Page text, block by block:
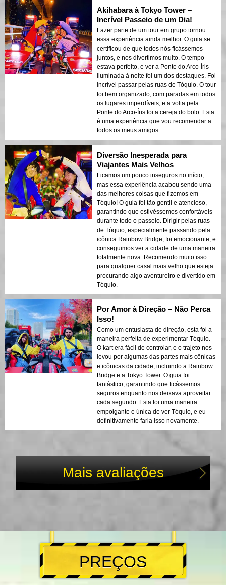
Akihabara à Tokyo Tower –
Incrível Passeio de um Dia!
Fazer parte de um tour em grupo tornou
essa experiência ainda melhor. O guia se
certificou de que todos nós ficássemos
juntos, e nos divertimos muito. O tempo
estava perfeito, e ver a Ponte do Arco-Íris
iluminada à noite foi um dos destaques. Foi
incrível passar pelas ruas de Tóquio. O tour
foi bem organizado, com paradas em todos
os lugares imperdíveis, e a volta pela
Ponte do Arco-Íris foi a cereja do bolo. Esta
é uma experiência que vou recomendar a
todos os meus amigos.
Diversão Inesperada para
Viajantes Mais Velhos
Ficamos um pouco inseguros no início,
mas essa experiência acabou sendo uma
das melhores coisas que fizemos em
Tóquio! O guia foi tão gentil e atencioso,
garantindo que estivéssemos confortáveis
durante todo o passeio. Dirigir pelas ruas
de Tóquio, especialmente passando pela
icônica Rainbow Bridge, foi emocionante, e
conseguimos ver a cidade de uma maneira
totalmente nova. Recomendo muito isso
para qualquer casal mais velho que esteja
procurando algo aventureiro e divertido em
Tóquio.
Por Amor à Direção – Não Perca
Isso!
Como um entusiasta de direção, esta foi a
maneira perfeita de experimentar Tóquio.
O kart era fácil de controlar, e o trajeto nos
levou por algumas das partes mais cênicas
e icônicas da cidade, incluindo a Rainbow
Bridge e a Tokyo Tower. O guia foi
fantástico, garantindo que ficássemos
seguros enquanto nos deixava aproveitar
cada segundo. Esta foi uma maneira
empolgante e única de ver Tóquio, e eu
definitivamente faria isso novamente.
Mais avaliações
PREÇOS